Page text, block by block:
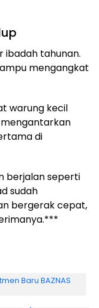
ibadah tahunan.
mengangkat
warung kecil
mengantarkan
di
berjalan seperti
sudah
bergerak cepat,
Baru BAZNAS